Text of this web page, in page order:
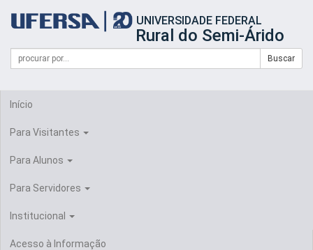
portal
UFERSA
UNIVERSIDADE FEDERAL
Rural do Semi-Árido
Formulário
Busca
Campo
de
Buscar
Início
Para Visitantes
Para Alunos
Para Servidores
Institucional
Acesso à Informação